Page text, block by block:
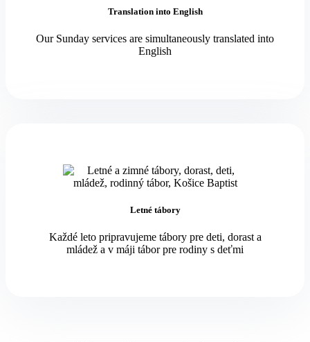
Translation into English
Our Sunday services are simultaneously translated into
English
Letné tábory
Každé leto pripravujeme tábory pre deti, dorast a
mládež a v máji tábor pre rodiny s deťmi